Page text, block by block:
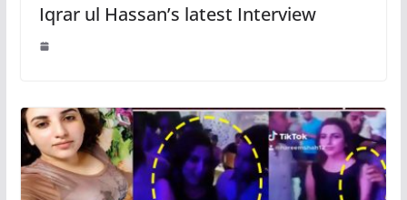
Iqrar ul Hassan’s latest Interview